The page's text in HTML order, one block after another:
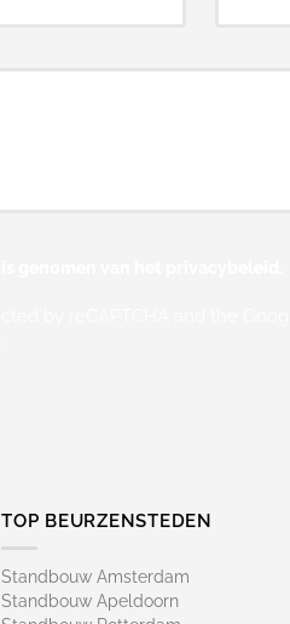
TOP BEURZENSTEDEN
Standbouw Amsterdam
Standbouw Apeldoorn